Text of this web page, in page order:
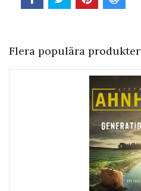
Flera populära produkter